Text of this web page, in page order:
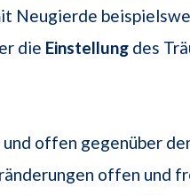
Neugierde
die Einstellung des
offen gegenüber
offen und